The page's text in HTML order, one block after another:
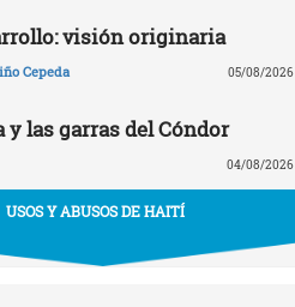
visión originaria
Cepeda 05/08/2026
las garras del Cóndor
04/08/2026
USOS Y ABUSOS DE HAITÍ